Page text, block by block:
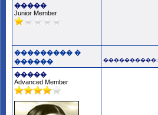
�����
Junior Member
��������� �
������
����������:
�����
Advanced Member